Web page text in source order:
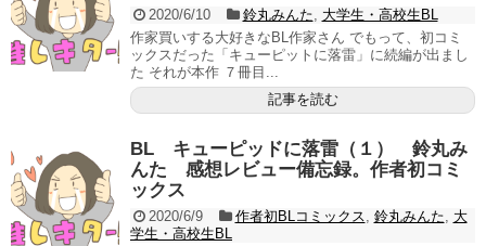
2020/6/10 鈴丸みんた
大学生・高校生BL
作家買いする大好きなBL作家さん でもって、初コミ
ックスだった「キューピットに落雷」に続編が出まし
た それが本作 ７冊目...
記事を読む
BL キューピッドに落雷（１） 鈴丸み
んた 感想レビュー備忘録。作者初コミ
ックス
2020/6/9 作者初BLコミックス 鈴丸みんた
大
学生・高校生BL